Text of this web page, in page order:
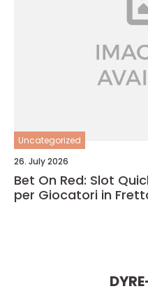
Uncategorized
26. July 2026
Bet On Red: Slot
per Giocatori in